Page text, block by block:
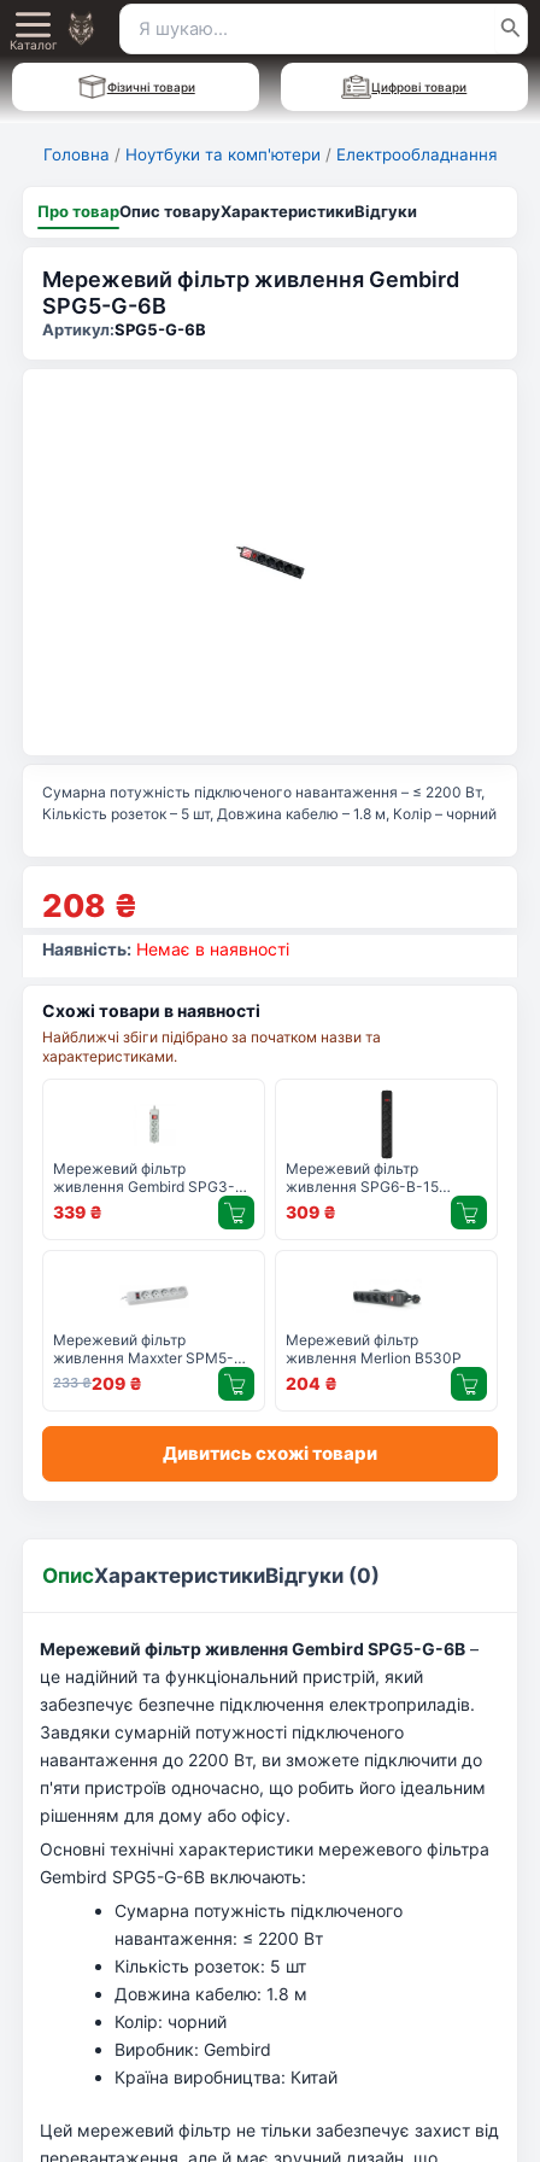
Перейти
до
вмісту
Main
Menu
Каталог
Пошук
для:
Фізичні товари Цифрові товари
Головна / Ноутбуки та комп'ютери / Електрообладнання
Про товарОпис товаруХарактеристикиВідгуки
Мережевий фільтр живлення Gembird
SPG5-G-6B
Артикул:SPG5-G-6B
208 ₴
Сумарна потужність підключеного навантаження – ≤ 2200 Вт,
Кількість розеток – 5 шт, Довжина кабелю – 1.8 м, Колір – чорний
Наявність: Немає в наявності
Схожі товари в наявності
Найближчі збіги підібрано за початком назви та
характеристиками.
Мережевий фільтр
живлення Gembird SPG3-G-
10G-PRO
339 ₴
Мережевий фільтр
живлення SPG6-B-15
Gembird (SPG6-B-15 PPB/
SPG6-G-15B)
309 ₴
Мережевий фільтр
живлення Maxxter SPM5-G-
6G серый 1,8 м кабель, 5
розеток (SPM5-G-6G)
233₴209 ₴
Мережевий фільтр
живлення Merlion B530P
204 ₴
Дивитись схожі товари
ОписХарактеристикиВідгуки (0)
Мережевий фільтр живлення Gembird SPG5-G-6B –
це надійний та функціональний пристрій, який
забезпечує безпечне підключення електроприладів.
Завдяки сумарній потужності підключеного
навантаження до 2200 Вт, ви зможете підключити до
п'яти пристроїв одночасно, що робить його ідеальним
рішенням для дому або офісу.
Основні технічні характеристики мережевого фільтра
Gembird SPG5-G-6B включають:
Сумарна потужність підключеного
навантаження: ≤ 2200 Вт
Кількість розеток: 5 шт
Довжина кабелю: 1.8 м
Колір: чорний
Виробник: Gembird
Країна виробництва: Китай
Цей мережевий фільтр не тільки забезпечує захист від
перевантаження, але й має зручний дизайн, що